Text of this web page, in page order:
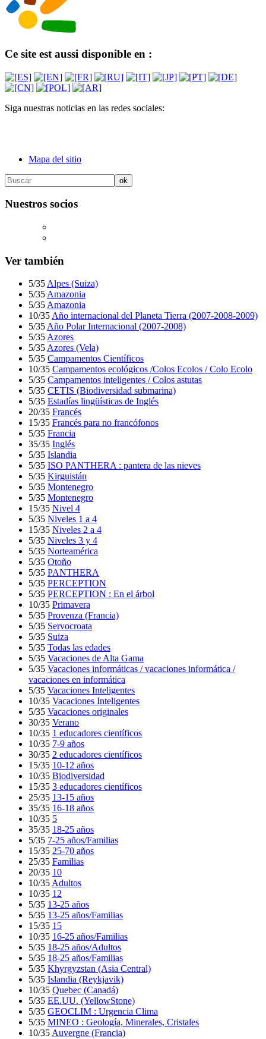
Ce site est aussi disponible en :
Siga nuestras noticias en las redes sociales:
Mapa del sitio
Nuestros socios
Ver también
5/35 Alpes (Suiza)
5/35 Amazonia
5/35 Amazonia
10/35 Año internacional del Planeta Tierra (2007-2008-2009)
5/35 Año Polar Internacional (2007-2008)
5/35 Azores
5/35 Azores (Vela)
5/35 Campamentos Científicos
10/35 Campamentos ecológicos /Colos Ecolos / Colo Ecolo
5/35 Campamentos inteligentes / Colos astutas
5/35 CETIS (Biodiversidad submarina)
5/35 Estadías lingüísticas de Inglés
20/35 Francés
15/35 Francés para no francófonos
5/35 Francia
35/35 Inglés
5/35 Islandia
5/35 ISO PANTHERA : pantera de las nieves
5/35 Kirguistán
5/35 Montenegro
5/35 Montenegro
15/35 Nivel 4
5/35 Niveles 1 a 4
15/35 Niveles 2 a 4
5/35 Niveles 3 y 4
5/35 Norteamérica
5/35 Otoño
5/35 PANTHERA
5/35 PERCEPTION
5/35 PERCEPTION : En el árbol
10/35 Primavera
5/35 Provenza (Francia)
5/35 Servocroata
5/35 Suiza
5/35 Todas las edades
5/35 Vacaciones de Alta Gama
5/35 Vacaciones informáticas / vacaciones informática /
vacaciones en informática
5/35 Vacaciones Inteligentes
10/35 Vacaciones Inteligentes
5/35 Vacaciones originales
30/35 Verano
10/35 1 educadores científicos
10/35 7-9 años
30/35 2 educadores científicos
15/35 10-12 años
10/35 Biodiversidad
15/35 3 educadores científicos
25/35 13-15 años
35/35 16-18 años
10/35 5
35/35 18-25 años
5/35 7-25 años/Familias
15/35 25-70 años
25/35 Familias
20/35 10
10/35 Adultos
10/35 12
5/35 13-25 años
5/35 13-25 años/Familias
15/35 15
10/35 16-25 años/Familias
5/35 18-25 años/Adultos
5/35 18-25 años/Familias
5/35 Khyrgyzstan (Asia Central)
5/35 Islandia (Reykjavik)
10/35 Quebec (Canadá)
5/35 EE.UU. (YellowStone)
5/35 GEOCLIM : Urgencia Clima
5/35 MINEO : Geología, Minerales, Cristales
10/35 Auvergne (Francia)